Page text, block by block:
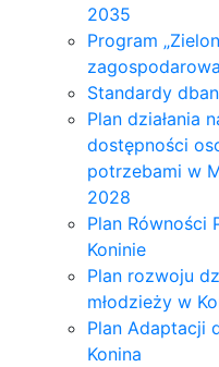
2035
Program
Standardy
Plan działania
dostępności
potrzebami w
2028
Plan Równości
Koninie
Plan rozwoju
młodzieży w
Plan Adaptacji
Konina